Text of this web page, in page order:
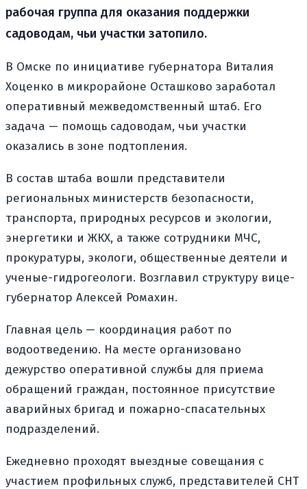
рабочая группа для оказания поддержки
садоводам, чьи участки затопило.
В Омске по инициативе губернатора Виталия
Хоценко в микрорайоне Осташково заработал
оперативный межведомственный штаб. Его
задача — помощь садоводам, чьи участки
оказались в зоне подтопления.
В состав штаба вошли представители
региональных министерств безопасности,
транспорта, природных ресурсов и экологии,
энергетики и ЖКХ, а также сотрудники МЧС,
прокуратуры, экологи, общественные деятели и
ученые-гидрогеологи. Возглавил структуру вице-
губернатор Алексей Ромахин.
Главная цель — координация работ по
водоотведению. На месте организовано
дежурство оперативной службы для приема
обращений граждан, постоянное присутствие
аварийных бригад и пожарно-спасательных
подразделений.
Ежедневно проходят выездные совещания с
участием профильных служб, представителей СНТ